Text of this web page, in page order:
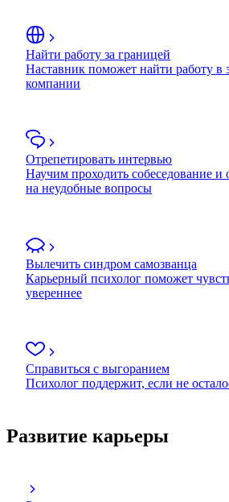
Найти работу за границей
Наставник поможет найти работу в
компании
Отрепетировать интервью
Научим проходить собеседование и
на неудобные вопросы
Вылечить синдром самозванца
Карьерный психолог поможет
увереннее
Справиться с выгоранием
Психолог поддержит, если не
Развитие карьеры